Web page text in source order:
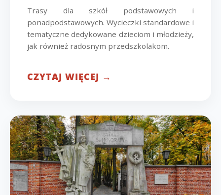
Trasy dla szkół podstawowych i
ponadpodstawowych. Wycieczki standardowe i
tematyczne dedykowane dzieciom i młodzieży,
jak również radosnym przedszkolakom.
CZYTAJ WIĘCEJ →